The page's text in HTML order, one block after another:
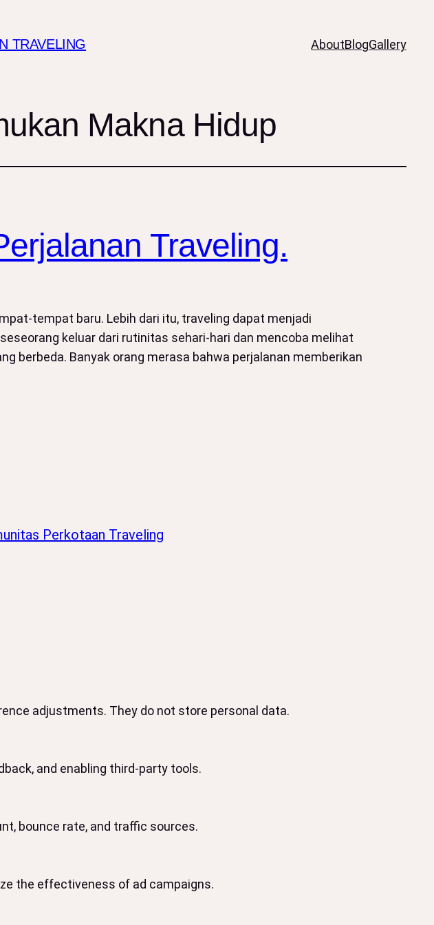
TRAVELING AboutBlogGallery
Makna Hidup
Traveling.
tempat baru. Lebih dari itu, traveling dapat menjadi
keluar dari rutinitas sehari-hari dan mencoba melihat
berbeda. Banyak orang merasa bahwa perjalanan memberikan
Perkotaan Traveling
adjustments. They do not store personal data.
and enabling third-party tools.
bounce rate, and traffic sources.
the effectiveness of ad campaigns.